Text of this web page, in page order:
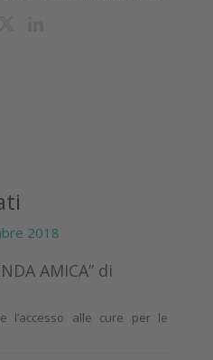
2018
AMICA” di
l’accesso alle cure per le